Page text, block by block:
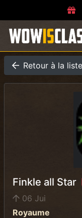
Retour à la
Finkle all Star
06 Jui
Royaume